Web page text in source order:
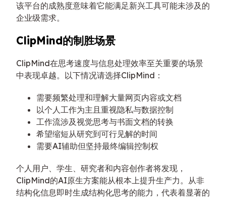
该平台的成熟度意味着它能满足新兴工具可能未涉及的
企业级需求。
ClipMind的制胜场景
ClipMind在思考速度与信息处理效率至关重要的场景
中表现卓越。以下情况请选择ClipMind：
需要频繁处理和理解大量网页内容或文档
以个人工作为主且重视隐私与数据控制
工作流涉及视觉思考与书面文档的转换
希望缩短从研究到可行见解的时间
需要AI辅助但坚持最终编辑控制权
个人用户、学生、研究者和内容创作者将发现，
ClipMind的AI原生方案能从根本上提升生产力。从非
结构化信息即时生成结构化思考的能力，代表着显著的